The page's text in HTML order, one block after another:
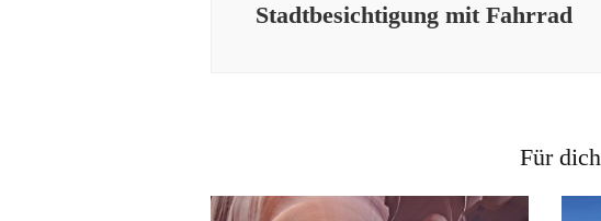
Stadtbesichtigung mit Fahrrad
Für